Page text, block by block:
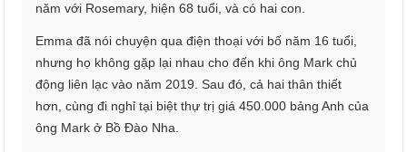
năm với Rosemary, hiện 68 tuổi, và có hai con.
Emma đã nói chuyện qua điện thoại với bố năm 16 tuổi,
nhưng họ không gặp lại nhau cho đến khi ông Mark chủ
động liên lạc vào năm 2019. Sau đó, cả hai thân thiết
hơn, cùng đi nghỉ tại biệt thự trị giá 450.000 bảng Anh của
ông Mark ở Bồ Đào Nha.